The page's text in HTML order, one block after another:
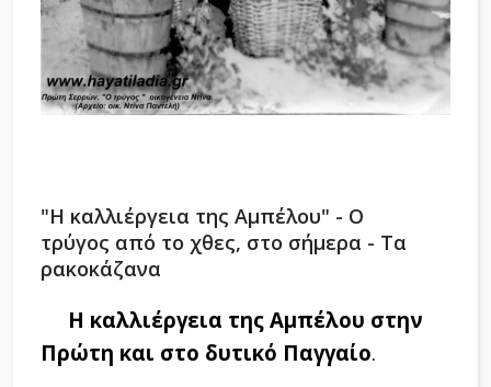
"Η καλλιέργεια της Αμπέλου" - Ο
τρύγος από το χθες, στο σήμερα - Tα
ρακοκάζανα
Η καλλιέργεια της Αμπέλου στην
Πρώτη και στο δυτικό Παγγαίο.